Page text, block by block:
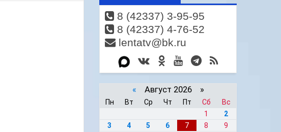
8 (42337) 3-95-95
8 (42337) 4-76-52
lentatv@bk.ru
« Август 2026 »
Пн Вт Ср Чт Пт Сб
Вс
1
2
3
4 5 6 7 8
9